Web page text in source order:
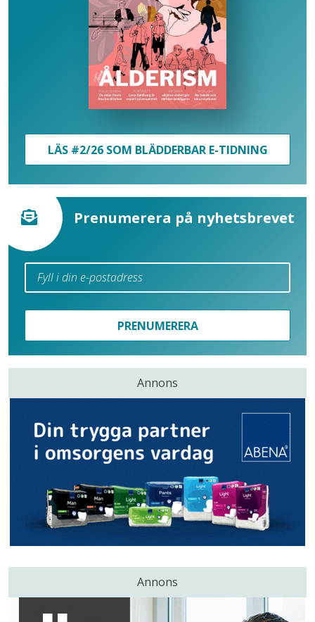
LÄS #2/26 SOM BLÄDDERBAR E-TIDNING
Prenumerera på nyhetsbrevet
PRENUMERERA
Annons
Annons